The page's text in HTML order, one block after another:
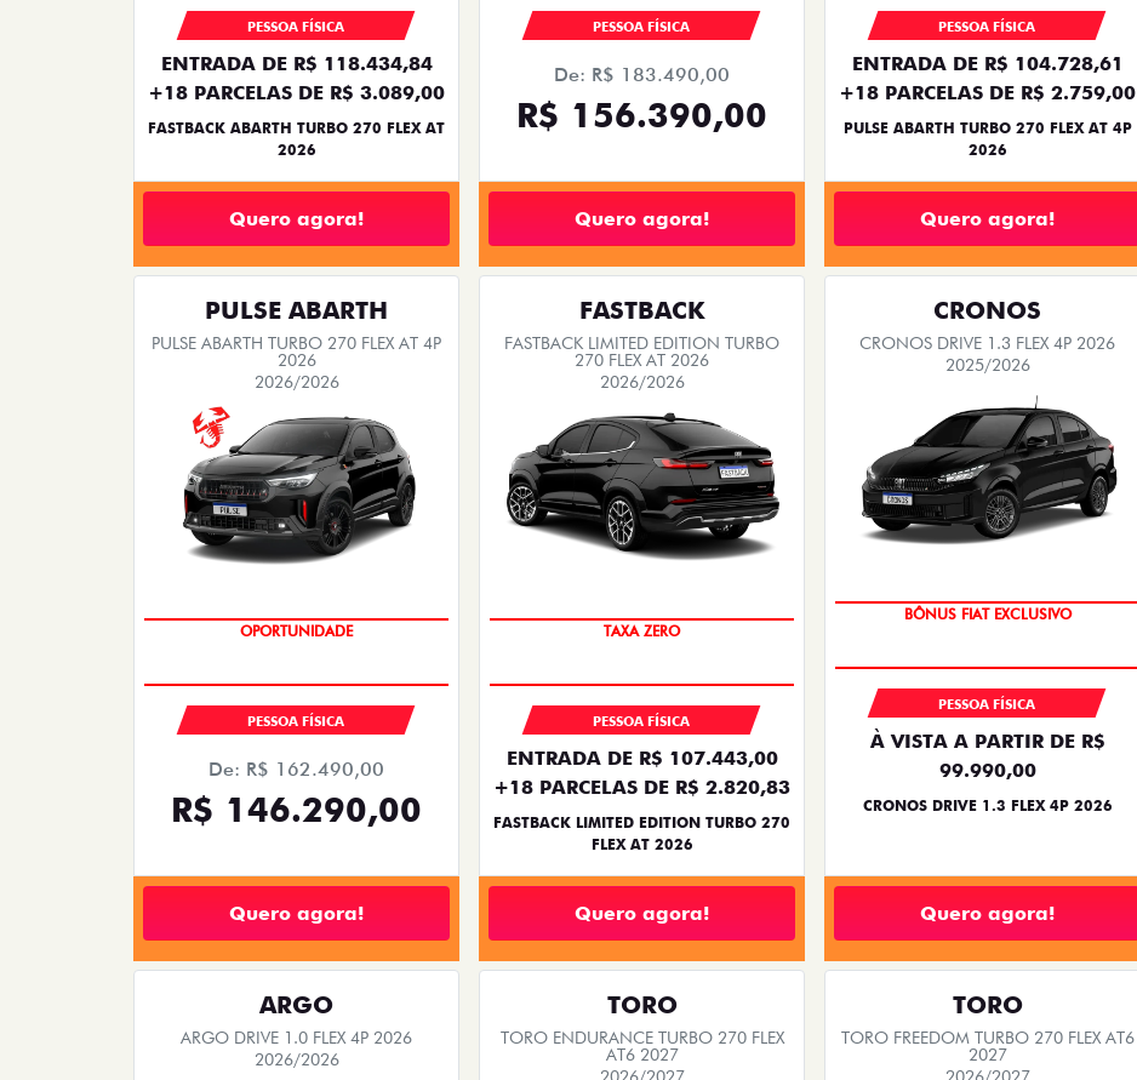
PESSOA FÍSICA
ENTRADA DE R$ 118.434,84
+18 PARCELAS DE R$ 3.089,00
FASTBACK ABARTH TURBO 270 FLEX AT
2026
Quero agora!
PESSOA FÍSICA
De: R$ 183.490,00
R$ 156.390,00
Quero agora!
PESSOA FÍSICA
ENTRADA DE R$ 104.728,61
+18 PARCELAS DE R$ 2.759,00
PULSE ABARTH TURBO 270 FLEX AT 4P
2026
Quero agora!
PULSE ABARTH
PULSE ABARTH TURBO 270 FLEX AT 4P
2026
2026/2026
OPORTUNIDADE
PESSOA FÍSICA
De: R$ 162.490,00
R$ 146.290,00
Quero agora!
FASTBACK
FASTBACK LIMITED EDITION TURBO
270 FLEX AT 2026
2026/2026
TAXA ZERO
PESSOA FÍSICA
ENTRADA DE R$ 107.443,00
+18 PARCELAS DE R$ 2.820,83
FASTBACK LIMITED EDITION TURBO 270
FLEX AT 2026
Quero agora!
CRONOS
CRONOS DRIVE 1.3 FLEX 4P 2026
2025/2026
BÔNUS FIAT EXCLUSIVO
PESSOA FÍSICA
À VISTA A PARTIR DE R$
99.990,00
CRONOS DRIVE 1.3 FLEX 4P 2026
Quero agora!
ARGO
ARGO DRIVE 1.0 FLEX 4P 2026
2026/2026
TORO
TORO ENDURANCE TURBO 270 FLEX
AT6 2027
TORO
TORO FREEDOM TURBO 270 FLEX AT6
2027